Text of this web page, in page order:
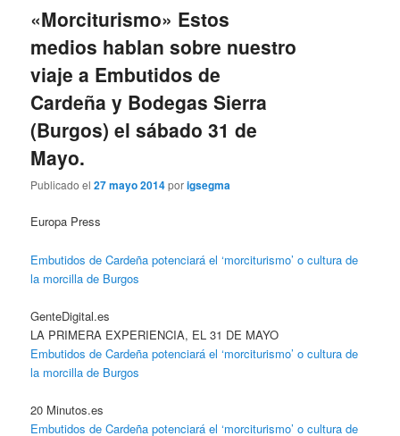
«Morciturismo» Estos
medios hablan sobre nuestro
viaje a Embutidos de
Cardeña y Bodegas Sierra
(Burgos) el sábado 31 de
Mayo.
Publicado el27 mayo 2014porigsegma
Europa Press
Embutidos de Cardeña potenciará el ‘morciturismo’ o cultura de
la morcilla de Burgos
GenteDigital.es
LA PRIMERA EXPERIENCIA, EL 31 DE MAYO
Embutidos de Cardeña potenciará el ‘morciturismo’ o cultura de
la morcilla de Burgos
20 Minutos.es
Embutidos de Cardeña potenciará el ‘morciturismo’ o cultura de